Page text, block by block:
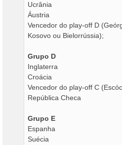
Ucrânia
Áustria
Vencedor do play-off D
Kosovo ou Bielorrússia);
Grupo D
Inglaterra
Croácia
Vencedor do play-off C
República Checa
Grupo E
Espanha
Suécia